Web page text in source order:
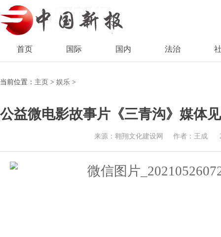
首页 国际 国内 法治
当前位置： 主页 > 娱乐 >
公益微电影故事片《三青沟》媒体
来源：翱翔文化建设网 作者：王成